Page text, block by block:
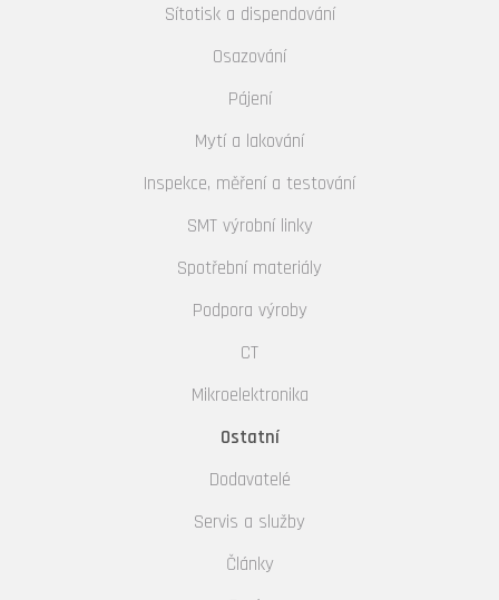
Sítotisk a dispendování
Osazování
Pájení
Mytí a lakování
Inspekce, měření a testování
SMT výrobní linky
Spotřební materiály
Podpora výroby
CT
Mikroelektronika
Ostatní
Dodavatelé
Servis a služby
Články